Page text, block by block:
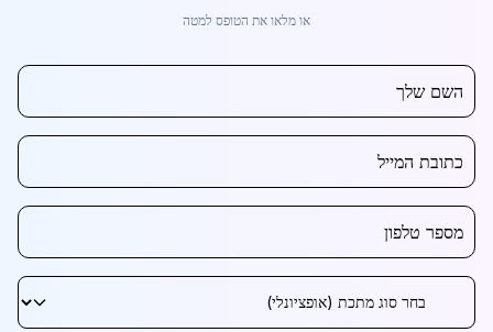
או מלאו את הטופס למטה